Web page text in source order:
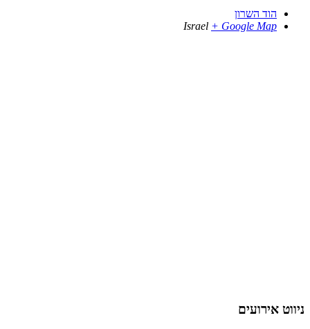
הוד השרון
Israel + Google Map
ניווט אירועים